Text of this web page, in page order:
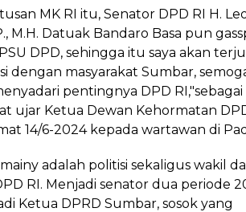
MK RI itu, Senator DPD RI H.
M.H. Datuak Bandaro Basa pun
DPD, sehingga itu saya akan
dengan masyarakat Sumbar,
pentingnya DPD
ujar Ketua Dewan Kehormatan
14/6-2024 kepada wartawan di
adalah politisi sekaligus wakil
RI. Menjadi senator dua periode
Ketua DPRD Sumbar, sosok yang